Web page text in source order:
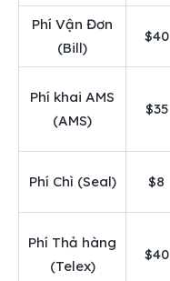
Phí Vận Đơn
(Bill)
$40
Phí khai AMS
(AMS)
$35
Phí Chì (Seal) $8
Phí Thả hàng
(Telex)
$40